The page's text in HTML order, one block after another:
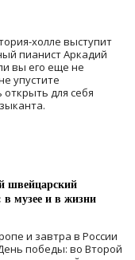
холле выступит
пианист Аркадий
вы его еще не
упустите
для себя
швейцарский
в музее и в жизни
и завтра в России
победы: во Второй